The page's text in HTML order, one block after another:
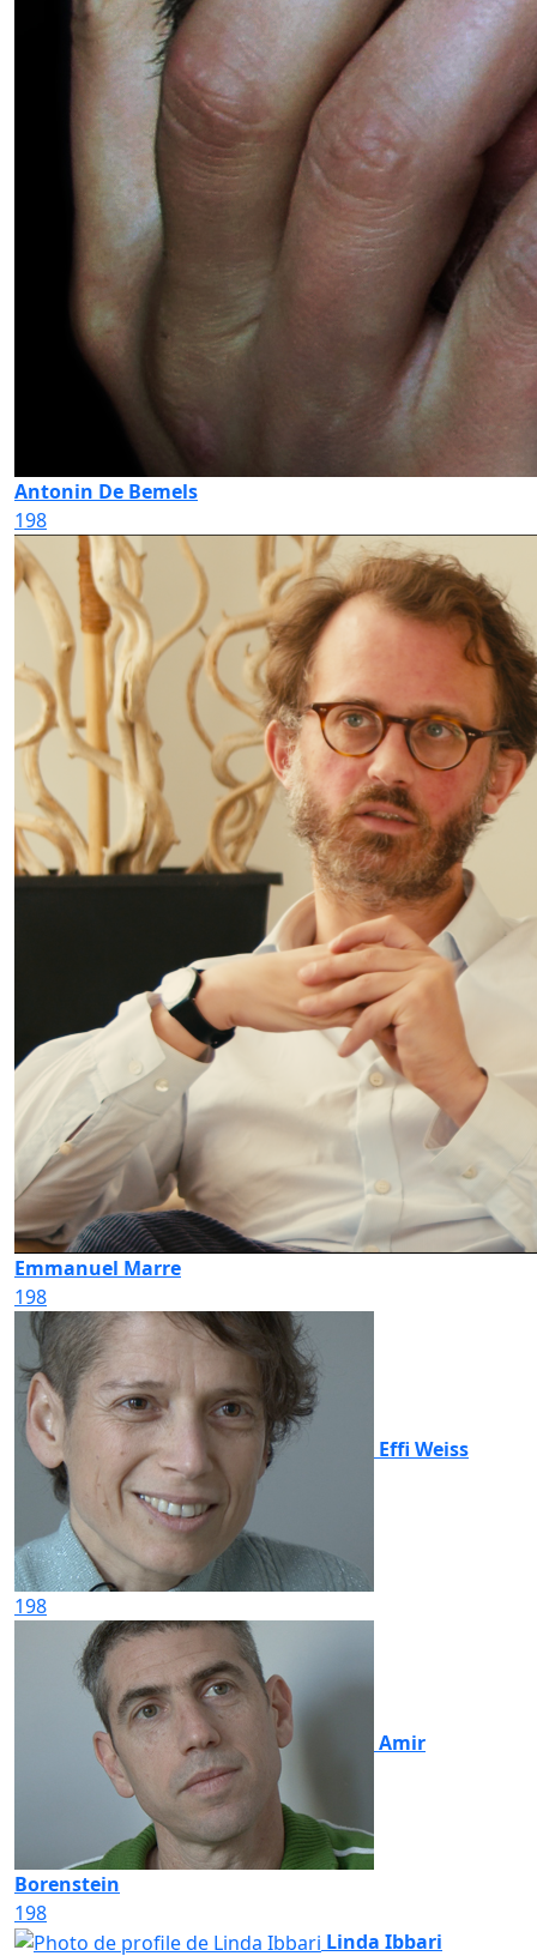
Antonin De Bemels
198
Emmanuel Marre
198
Effi Weiss
198
Amir
Borenstein
198
Linda Ibbari